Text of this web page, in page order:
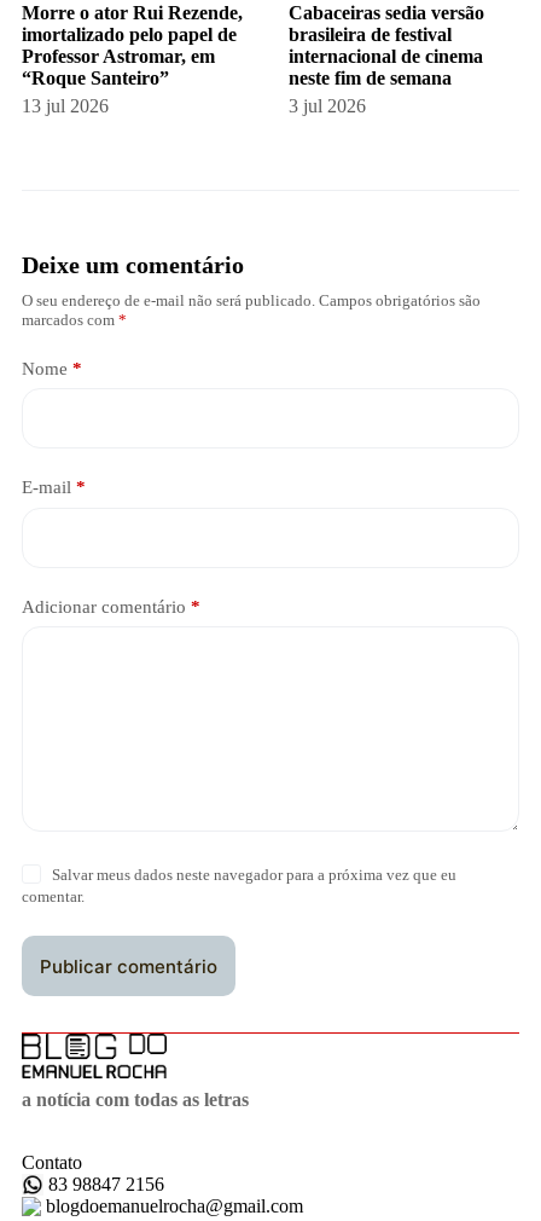
Morre o ator Rui Rezende,
imortalizado pelo papel de
Professor Astromar, em
“Roque Santeiro”
13 jul 2026
Cabaceiras sedia versão
brasileira de festival
internacional de cinema
neste fim de semana
3 jul 2026
Deixe um comentário
O seu endereço de e-mail não será publicado. Campos obrigatórios são
marcados com *
Nome *
E-mail *
Adicionar comentário *
Salvar meus dados neste navegador para a próxima vez que eu
comentar.
Publicar comentário
a notícia com todas as letras
Contato
83 98847 2156
blogdoemanuelrocha@gmail.com